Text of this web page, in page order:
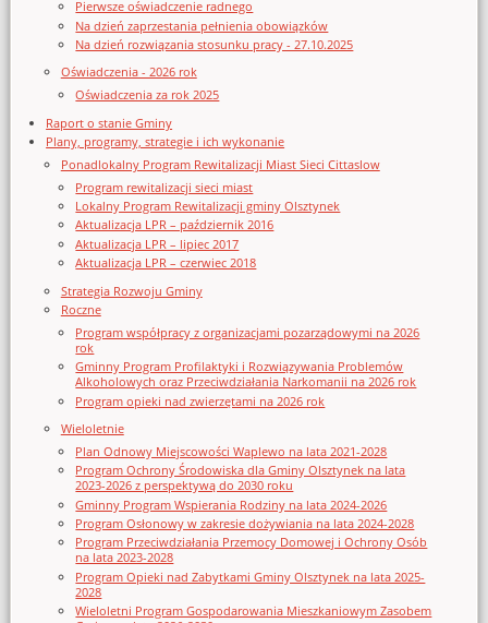
Pierwsze oświadczenie radnego
Na dzień zaprzestania pełnienia obowiązków
Na dzień rozwiązania stosunku pracy - 27.10.2025
Oświadczenia - 2026 rok
Oświadczenia za rok 2025
Raport o stanie Gminy
Plany, programy, strategie i ich wykonanie
Ponadlokalny Program Rewitalizacji Miast Sieci Cittaslow
Program rewitalizacji sieci miast
Lokalny Program Rewitalizacji gminy Olsztynek
Aktualizacja LPR – październik 2016
Aktualizacja LPR – lipiec 2017
Aktualizacja LPR – czerwiec 2018
Strategia Rozwoju Gminy
Roczne
Program współpracy z organizacjami pozarządowymi na 2026
rok
Gminny Program Profilaktyki i Rozwiązywania Problemów
Alkoholowych oraz Przeciwdziałania Narkomanii na 2026 rok
Program opieki nad zwierzętami na 2026 rok
Wieloletnie
Plan Odnowy Miejscowości Waplewo na lata 2021-2028
Program Ochrony Środowiska dla Gminy Olsztynek na lata
2023-2026 z perspektywą do 2030 roku
Gminny Program Wspierania Rodziny na lata 2024-2026
Program Osłonowy w zakresie dożywiania na lata 2024-2028
Program Przeciwdziałania Przemocy Domowej i Ochrony Osób
na lata 2023-2028
Program Opieki nad Zabytkami Gminy Olsztynek na lata 2025-
2028
Wieloletni Program Gospodarowania Mieszkaniowym Zasobem